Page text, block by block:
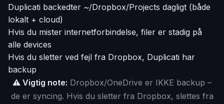
Duplicati backedter ~/Dropbox/Projects dagligt (både
lokalt + cloud)
Hvis du mister internetforbindelse, filer er stadig på
alle devices
Hvis du sletter ved fejl fra Dropbox, Duplicati har
backup
⚠️ Vigtig note: Dropbox/OneDrive er IKKE backup –
de er syncing. Hvis du sletter fra Dropbox, slettes fra